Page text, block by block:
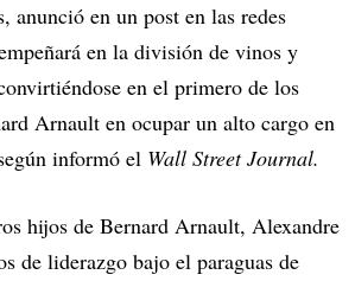
anunció en un post en las redes
en la división de vinos y
en el primero de los
Arnault en ocupar un alto cargo en
informó el Wall Street Journal.
hijos de Bernard Arnault, Alexandre
de liderazgo bajo el paraguas de